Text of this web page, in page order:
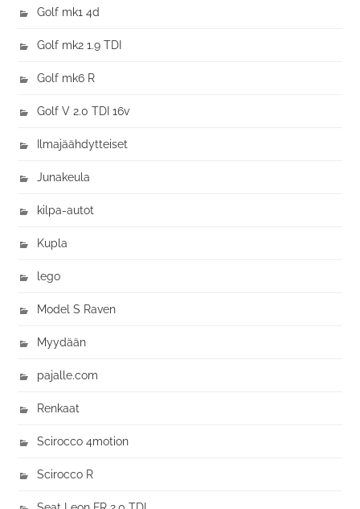
Golf mk1 4d
Golf mk2 1.9 TDI
Golf mk6 R
Golf V 2.0 TDI 16v
Ilmajäähdytteiset
Junakeula
kilpa-autot
Kupla
lego
Model S Raven
Myydään
pajalle.com
Renkaat
Scirocco 4motion
Scirocco R